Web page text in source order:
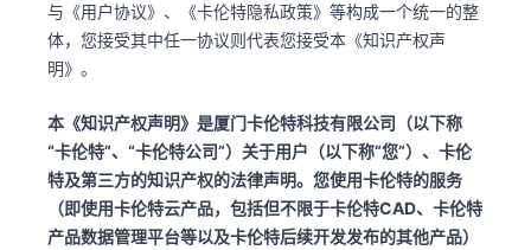
与《用户协议》、《卡伦特隐私政策》等构成一个统一的整
体，您接受其中任一协议则代表您接受本《知识产权声
明》。
本《知识产权声明》是厦门卡伦特科技有限公司（以下称
“卡伦特”、“卡伦特公司”）关于用户（以下称“您”）、卡伦
特及第三方的知识产权的法律声明。您使用卡伦特的服务
（即使用卡伦特云产品，包括但不限于卡伦特CAD、卡伦特
产品数据管理平台等以及卡伦特后续开发发布的其他产品）